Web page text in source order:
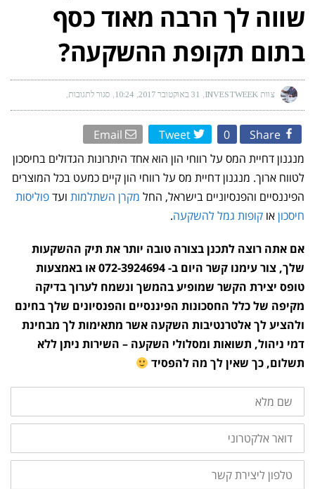
שווה לך הרבה מאוד כסף
בתום תקופת ההשקעה?
צוות INVESTWEEK 31 באוקטובר 2017 10:24 סגור לתגובותעל
דחיית
לך
הרבה
מאוד
כסף
תקופת
ההשקעה?
Share
0
Tweet
Email
מנגנון דחיית המס על רווחי הון הוא אחד היתרונות הגדולים בחיסכון
לטווח ארוך. מנגנון דחיית מס על רווחי הון קיים כמעט בכל המוצרים
הפיננסיים והפנסיוניים בישראל, החל מקרן השתלמות ועדפוליסות
חיסכוןאו קופות גמל להשקעה.
אם אתה רוצה לתכנן בצורה טובה יותר את תיק ההשקעות
שלך, צור עימנו קשר היום ב- 072-3924694 או באמצעות
טופס יצירת הקשר שמופיע בהמשך ונשמח לערוך בדיקה
מקיפה של כלל החסכונות הפיננסיים והפנסיונים שלך בחינם
ולהציע לך אלטרנטיבות השקעה אשר מתאימות לך מבחינת
דמי ניהול, תשואות ומסלולי השקעה – השירות ניתן ללא
תשלום, כך שאין לך מה להפסיד
שם
מלא
דואר
אלקטרוני
טלפון
ליצירת